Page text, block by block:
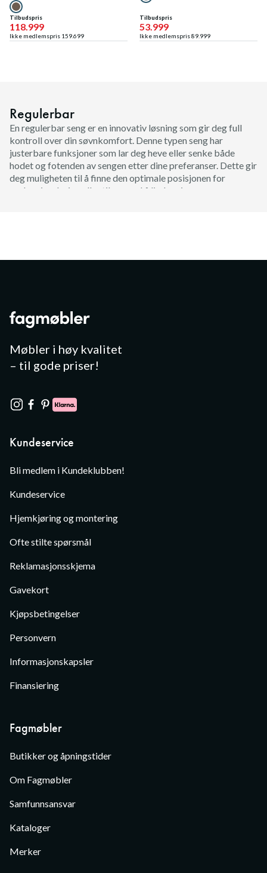
Tilbudspris
118.999
Ikke medlemspris 159.699
Tilbudspris
53.999
Ikke medlemspris89.999
Regulerbar
En regulerbar seng er en innovativ løsning som gir deg full
kontroll over din søvnkomfort. Denne typen seng har
justerbare funksjoner som lar deg heve eller senke både
hodet og fotenden av sengen etter dine preferanser. Dette gir
deg muligheten til å finne den optimale posisjonen for
avslapning, lesing eller til og med å lindre visse
Møbler i høy kvalitet
– til gode priser!
Kundeservice
Bli medlem i Kundeklubben!
Kundeservice
Hjemkjøring og montering
Ofte stilte spørsmål
Reklamasjonsskjema
Gavekort
Kjøpsbetingelser
Personvern
Informasjonskapsler
Finansiering
Fagmøbler
Butikker og åpningstider
Om Fagmøbler
Samfunnsansvar
Kataloger
Merker